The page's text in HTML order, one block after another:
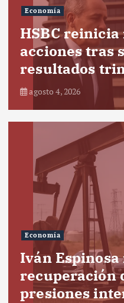
Economía
HSBC
acciones tras
resultados
agosto 4, 2026
Economía
Iván
recuperación
presiones